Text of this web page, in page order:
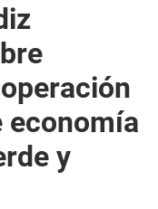
economía
y